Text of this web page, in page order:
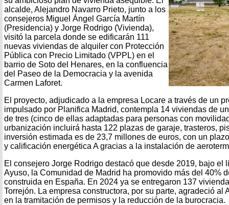
alcalde, Alejandro Navarro Prieto, junto a los
consejeros Miguel Ángel García Martín
(Presidencia) y Jorge Rodrigo (Vivienda),
visitó la parcela donde se edificarán 111
nuevas viviendas de alquiler con Protección
Pública con Precio Limitado (VPPL) en el
barrio de Soto del Henares, en la confluencia
del Paseo de la Democracia y la avenida
Carmen Laforet.
El proyecto, adjudicado a la empresa Locare a través de un
impulsado por Planifica Madrid, contempla 14 viviendas de
de tres (cinco de ellas adaptadas para personas con
urbanización incluirá hasta 122 plazas de garaje, trasteros,
inversión estimada es de 23,7 millones de euros, con un
y calificación energética A gracias a la instalación de
El consejero Jorge Rodrigo destacó que desde 2019, bajo el
Ayuso, la Comunidad de Madrid ha promovido más del 40%
construida en España. En 2024 ya se entregaron 137
Torrejón. La empresa constructora, por su parte, agradeció al
en la tramitación de permisos y la reducción de la burocracia.